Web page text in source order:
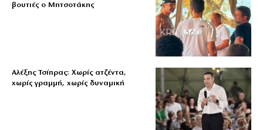
βουτιές ο Μητσοτάκης
Αλέξης Τσίπρας: Χωρίς ατζέντα,
χωρίς γραμμή, χωρίς δυναμική